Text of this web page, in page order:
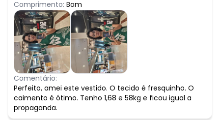
Comprimento: Bom
Comentário:
Perfeito, amei este vestido. O tecido é fresquinho. O
caimento é ótimo. Tenho 1,68 e 58kg e ficou igual a
propaganda.